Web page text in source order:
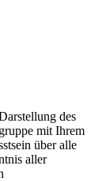
des
mit Ihrem
über alle
aller